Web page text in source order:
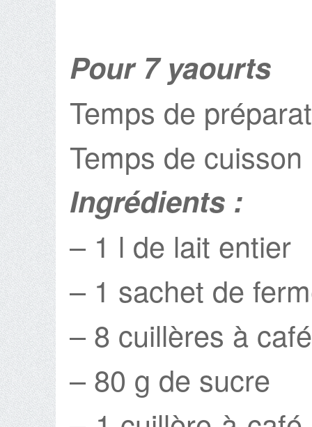
Pour 7 yaourts
Temps de
Temps de
Ingrédients :
– 1 l de lait entier
– 1 sachet de
– 8 cuillères à
– 80 g de sucre